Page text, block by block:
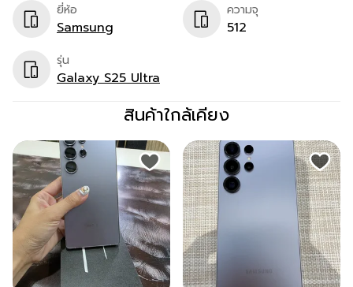
ยี่ห้อ
Samsung
ความจุ
512
รุ่น
Galaxy S25 Ultra
สินค้าใกล้เคียง